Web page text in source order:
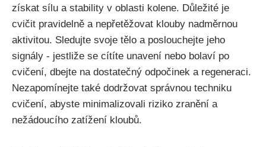
‌získat sílu a stability v oblasti kolene. ‍Důležité je
cvičit pravidelně a nepřetěžovat klouby nadměrnou
aktivitou.‍ Sledujte svoje tělo a poslouchejte jeho
signály ​- jestliže‍ se cítíte unavení nebo‌ bolaví po⁤
cvičení, dbejte na dostatečný odpočinek a regeneraci.
Nezapomínejte‍ také dodržovat správnou techniku
cvičení, abyste minimalizovali riziko zranění a
nežádoucího zatížení ⁣kloubů.